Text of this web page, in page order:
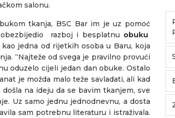
salonu.
tkanja, BSC Bar im je uz pomoć
razboj i besplatnu obuku
jedna od rijetkih osoba u Baru, koja
“Najteže od svega je pravilno provući
oduzelo cijeli jedan dan obuke. Ostalo
je možda malo teže savladati, ali kad
na ideju da se bavim tkanjem, sve
Uz samo jednu jednodnevnu, a dosta
sam potrebnu literaturu i istraživala.